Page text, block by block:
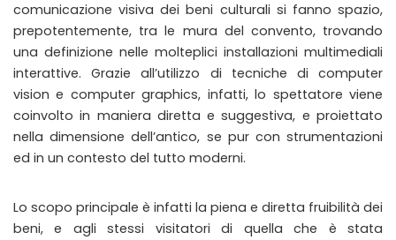
comunicazione visiva dei beni culturali si fanno spazio,
prepotentemente, tra le mura del convento, trovando
una definizione nelle molteplici installazioni multimediali
interattive. Grazie all’utilizzo di tecniche di computer
vision e computer graphics, infatti, lo spettatore viene
coinvolto in maniera diretta e suggestiva, e proiettato
nella dimensione dell’antico, se pur con strumentazioni
ed in un contesto del tutto moderni.
Lo scopo principale è infatti la piena e diretta fruibilità dei
beni, e agli stessi visitatori di quella che è stata